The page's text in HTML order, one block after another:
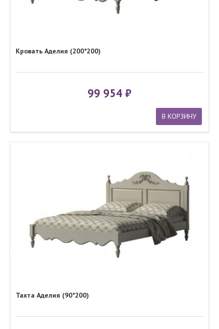
Кровать Аделия (200*200)
99 954
В КОРЗИНУ
Тахта Аделия (90*200)